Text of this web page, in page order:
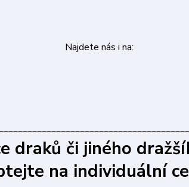
Najdete nás i na:
draků či jiného
na individuální